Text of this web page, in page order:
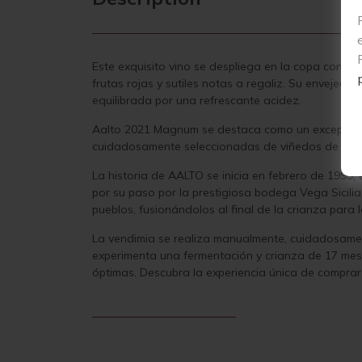
Este exquisito vino se despliega en la copa con
frutas rojas y sutiles notas a regaliz. Su
equilibrada por una refrescante acidez.
Aalto 2021 Magnum se destaca como un
cuidadosamente seleccionadas de viñedos de
La historia de AALTO se inicia en febrero de
por su paso por la prestigiosa bodega Vega
pueblos, fusionándolos al final de la crianza para
La vendimia se realiza manualmente,
experimenta una fermentación y crianza de 17
óptimas. Descubra la experiencia única de